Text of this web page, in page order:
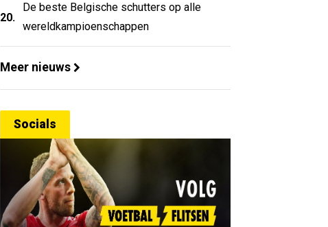
20.
De beste Belgische schutters op alle
wereldkampioenschappen
Meer nieuws
Socials